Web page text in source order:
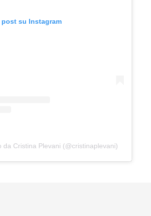
su Instagram
da Cristina Plevani (@cristinaplevani)